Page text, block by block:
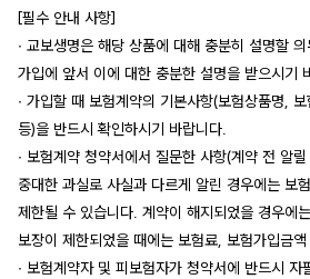
[필수 안내 사항]
∙ 교보생명은 해당 상품에 대해 충분히 설명할
가입에 앞서 이에 대한 충분한 설명을 받으시기
∙ 가입할 때 보험계약의 기본사항(보험상품명,
등)을 반드시 확인하시기 바랍니다.
∙ 보험계약 청약서에서 질문한 사항(계약 전 알
중대한 과실로 사실과 다르게 알린 경우에는 보
제한될 수 있습니다. 계약이 해지되었을 경우에
보장이 제한되었을 때에는 보험료, 보험가입금
∙ 보험계약자 및 피보험자가 청약서에 반드시 자